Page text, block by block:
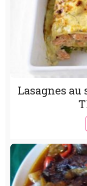
Lasagnes